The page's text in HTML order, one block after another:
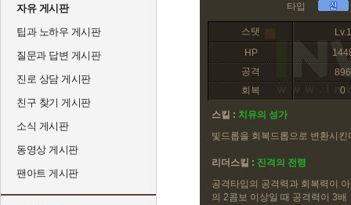
자유 게시판
팁과 노하우 게시판
질문과 답변 게시판
진로 상담 게시판
친구 찾기 게시판
소식 게시판
동영상 게시판
팬아트 게시판
타입
스탯
Lv.1
HP
공격
896
회복
0
스킬 : 치유의 성가
빛드롭을 회복드롭으로 변환시킨
리더스킬 : 진격의 전령
공격타입의 공격력과 회복력이
의 2콤보 이상일 때 공격력이 3배